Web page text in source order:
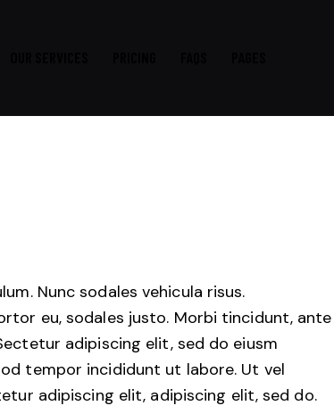
Nunc sodales vehicula risus.
eu, sodales justo. Morbi tincidunt, ante
adipiscing elit, sed do eiusm
tempor incididunt ut labore. Ut vel
adipiscing elit, adipiscing elit, sed do.